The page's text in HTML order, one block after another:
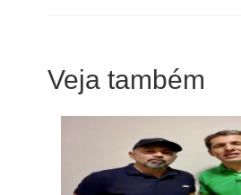
Veja também